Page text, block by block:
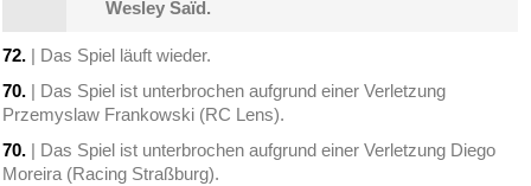
Wesley Saïd.
72. | Das Spiel läuft wieder.
70. | Das Spiel ist unterbrochen aufgrund einer Verletzung
Przemyslaw Frankowski (RC Lens).
70. | Das Spiel ist unterbrochen aufgrund einer Verletzung Diego
Moreira (Racing Straßburg).